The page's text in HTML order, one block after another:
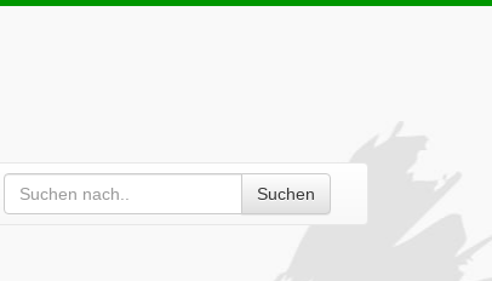
Suchen